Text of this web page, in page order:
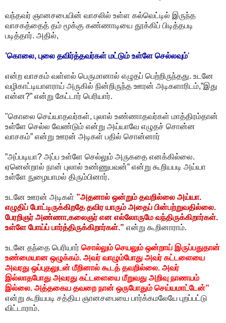
வந்தவர் ஞானசபையின் வாசலில் உள்ள கல்வெட்டில் இருந்த
வாசகத்தைத் தம் மூக்கு கண்ணாடியை தூக்கிப் பிடித்தபடி
படித்தார். அதில்,
’கொலை, புலை தவிர்த்தவர்கள் மட்டும் உள்ளே செல்லவும்’
என்ற வாசகம் வள்ளல் பெருமானால் எழுதப் பெற்றிருந்தது. உடனே
வழிகாட்டியாளராய் அருகில் நின்றிருந்த ஊரன் அடிகளாரிடம்,”இது
என்ன?” என்று கேட்டார் பெரியார்.
"கொலை செய்யாதவர்கள், புலால் உண்ணாதவர்கள் மாத்திரம்தான்
உள்ளே செல்ல வேண்டும் என்று அய்யாவே எழுதச் சொன்ன
வாசகம்” என்று ஊரன் அடிகள் பதில் சொன்னார்
”அப்படியா? அப்ப உள்ளே செல்லும் அருகதை எனக்கில்லை.
ஏனென்றால் நான் புலால் உண்ணுபவன்” என்று கூறியபடி அய்யா
உள்ளே நுழையாமல் திரும்பினார்.
உடனே ஊரன் அடிகள் ”அதனால் ஒன்றும் தவறில்லை அய்யா.
எழுதிப் போட்டிருக்கிறதே தவிர யாரும் அதைப் பின்பற்றுவதில்லை.
பேரறிஞர் அண்ணா,கலைஞர் என எல்லோருமே வந்திருக்கிறார்கள்.
உள்ளே போய்ப் பார்த்திருக்கிறார்கள்.” என்று கூறினாராம்.
உடனே தந்தை பெரியார் சொல்லும் செயலும் ஒன்றாய் இருப்பதுதான்
உண்மையான ஒழுக்கம். அவர் வாழும்போது அவர் கட்டளையை
அவரது ஒப்புதலுடன் மீறினால் கூடத் தவறில்லை. அவர்
இல்லாதபோது அவரது கட்டளையை மீறுவது அறிவு நாணயம்
இல்லை. அத்தகைய தவறை நான் ஒருபோதும் செய்யமாட்டேன்”
என்று கூறியபடி சத்திய ஞானசபையை பார்க்கமலேயே புறப்பட்டு
விட்டாராம்.